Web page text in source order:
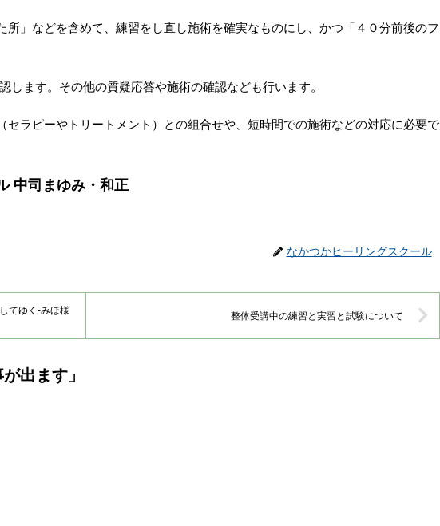
所」などを含めて、練習をし直し施術を確実なものにし、かつ「４０分前後のフ
します。その他の質疑応答や施術の確認なども行います。
セラピーやトリートメント）との組合せや、短時間での施術などの対応に必要で
中司まゆみ・和正
なかつかヒーリングスクール
てゆく-みほ様
整体受講中の練習と実習と試験について
出ます」